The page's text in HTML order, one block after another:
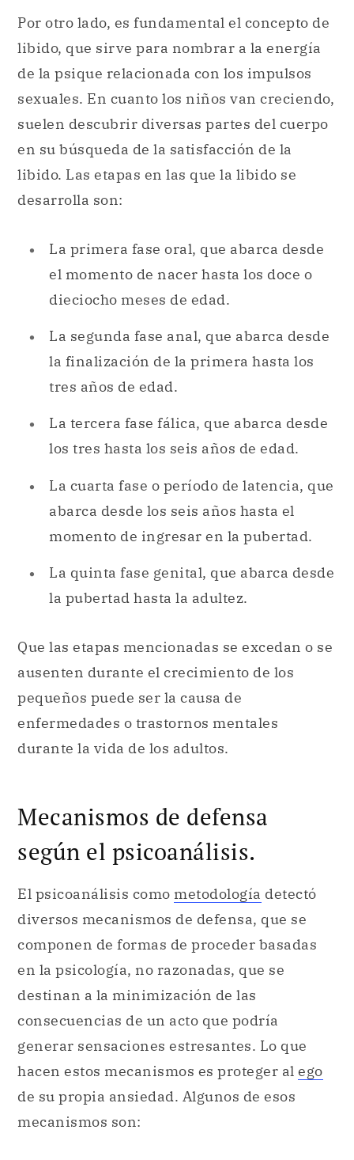
Por otro lado, es fundamental el concepto de
libido, que sirve para nombrar a la energía
de la psique relacionada con los impulsos
sexuales. En cuanto los niños van creciendo,
suelen descubrir diversas partes del cuerpo
en su búsqueda de la satisfacción de la
libido. Las etapas en las que la libido se
desarrolla son:
La primera fase oral, que abarca desde
el momento de nacer hasta los doce o
dieciocho meses de edad.
La segunda fase anal, que abarca desde
la finalización de la primera hasta los
tres años de edad.
La tercera fase fálica, que abarca desde
los tres hasta los seis años de edad.
La cuarta fase o período de latencia, que
abarca desde los seis años hasta el
momento de ingresar en la pubertad.
La quinta fase genital, que abarca desde
la pubertad hasta la adultez.
Que las etapas mencionadas se excedan o se
ausenten durante el crecimiento de los
pequeños puede ser la causa de
enfermedades o trastornos mentales
durante la vida de los adultos.
Mecanismos de defensa
según el psicoanálisis.
El psicoanálisis como metodología detectó
diversos mecanismos de defensa, que se
componen de formas de proceder basadas
en la psicología, no razonadas, que se
destinan a la minimización de las
consecuencias de un acto que podría
generar sensaciones estresantes. Lo que
hacen estos mecanismos es proteger al ego
de su propia ansiedad. Algunos de esos
mecanismos son: